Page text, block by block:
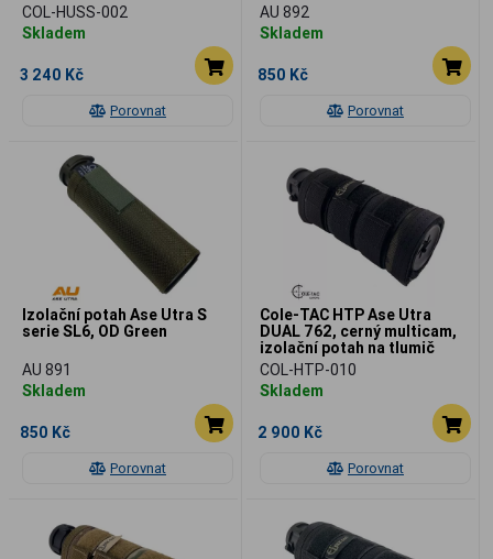
Porovnat
COL-HUSS-002
Skladem
3 240 Kč
Porovnat
AU 892
Skladem
850 Kč
Porovnat
Izolační potah Ase Utra S
serie SL6, OD Green
AU 891
Skladem
850 Kč
Porovnat
Cole-TAC HTP Ase Utra
DUAL 762, cerný multicam,
izolační potah na tlumič
COL-HTP-010
Skladem
2 900 Kč